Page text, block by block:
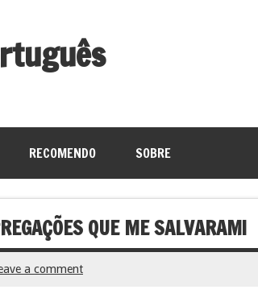
RECOMENDO SOBRE
QUE ME SALVARAM!
a comment